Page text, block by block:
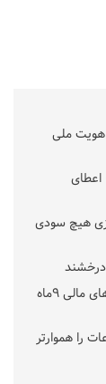
هویت ملی
اعطای
هیچ سودی
اتفاق عجیب در استقلال؛ امضای شجاعی پای صورت‌های مالی ٩ماه
را هموارتر